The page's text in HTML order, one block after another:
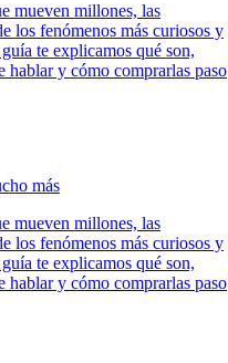
mueven millones, las
los fenómenos más curiosos y
te explicamos qué son,
hablar y cómo comprarlas paso
más
mueven millones, las
los fenómenos más curiosos y
te explicamos qué son,
hablar y cómo comprarlas paso